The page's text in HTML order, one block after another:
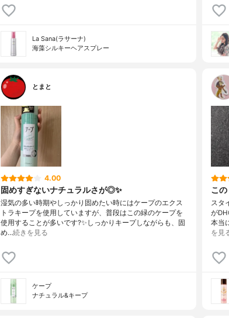
La Sana(ラサーナ)
海藻シルキーヘアスプレー
とまと
4.00
固めすぎないナチュラルさが◎✨
湿気の多い時期やしっかり固めたい時にはケープのエクス
トラキープを使用していますが、普段はこの緑のケープを
使用することが多いです?✨しっかりキープしながらも、固
め…続きを見る
ケープ
ナチュラル&キープ
こ
スタ
が
本当
を見